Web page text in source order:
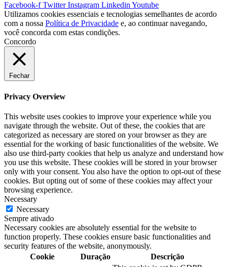
Facebook-f Twitter Instagram LinkedinYoutube
Utilizamos cookies essenciais e tecnologias semelhantes de acordo
com a nossa Política de Privacidade e, ao continuar navegando,
você concorda com estas condições.
Concordo
Fechar
Privacy Overview
This website uses cookies to improve your experience while you
navigate through the website. Out of these, the cookies that are
categorized as necessary are stored on your browser as they are
essential for the working of basic functionalities of the website. We
also use third-party cookies that help us analyze and understand how
you use this website. These cookies will be stored in your browser
only with your consent. You also have the option to opt-out of these
cookies. But opting out of some of these cookies may affect your
browsing experience.
Necessary
Necessary
Sempre ativado
Necessary cookies are absolutely essential for the website to
function properly. These cookies ensure basic functionalities and
security features of the website, anonymously.
Cookie
Duração Descrição